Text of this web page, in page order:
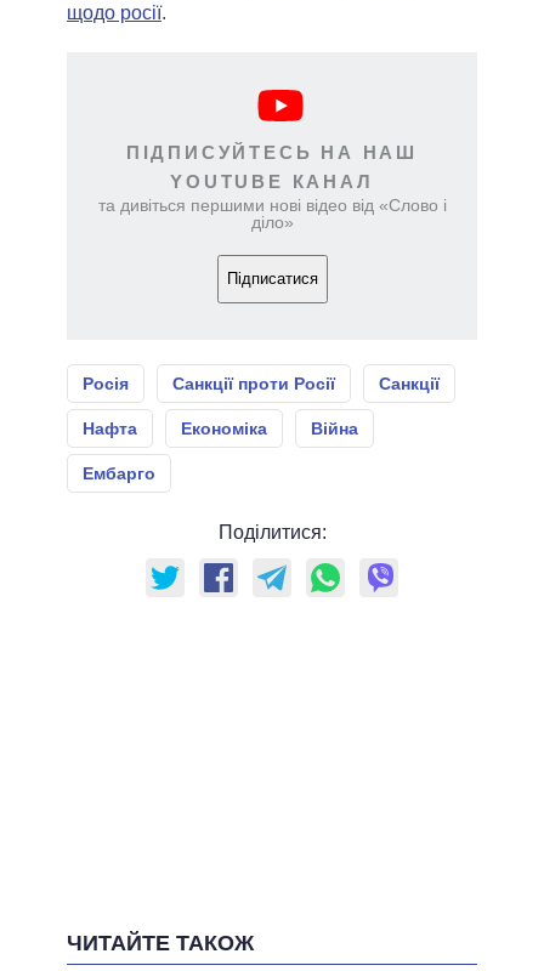
щодо росії.
ПІДПИСУЙТЕСЬ НА НАШ
YOUTUBE КАНАЛ
та дивіться першими нові відео від «Слово і
діло»
Підписатися
Росія Санкції проти Росії Санкції
Нафта Економіка Війна
Ембарго
Поділитися:
ЧИТАЙТЕ ТАКОЖ